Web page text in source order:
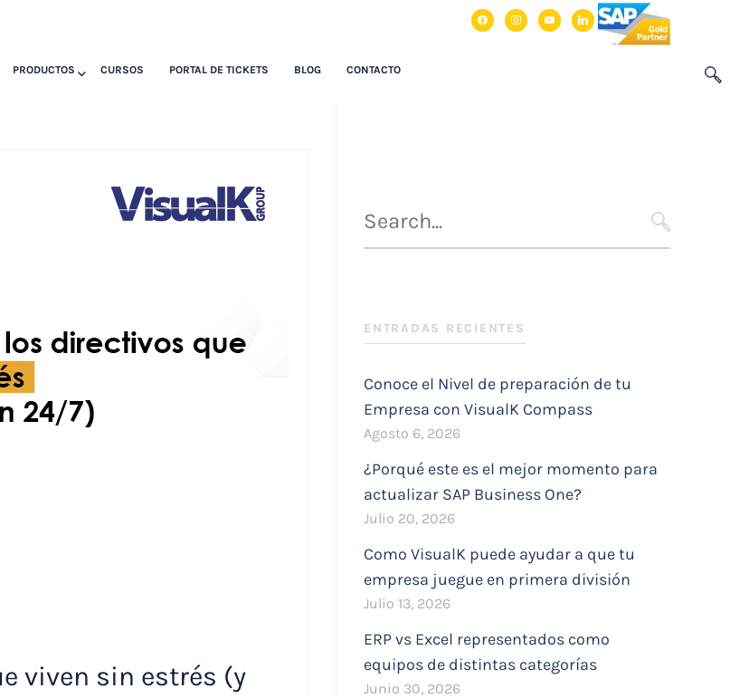
facebookinstagram
youtubelinkedin
PRODUCTOS CURSOS PORTAL DE TICKETS BLOG CONTACTO
viven sin estrés (y
para
SEARCH
ENTRADAS RECIENTES
Conoce el Nivel de preparación de tu
Empresa con VisualK Compass
Agosto 6, 2026
¿Porqué este es el mejor momento para
actualizar SAP Business One?
Julio 20, 2026
Como VisualK puede ayudar a que tu
empresa juegue en primera división
Julio 13, 2026
ERP vs Excel representados como
equipos de distintas categorías
Junio 30, 2026